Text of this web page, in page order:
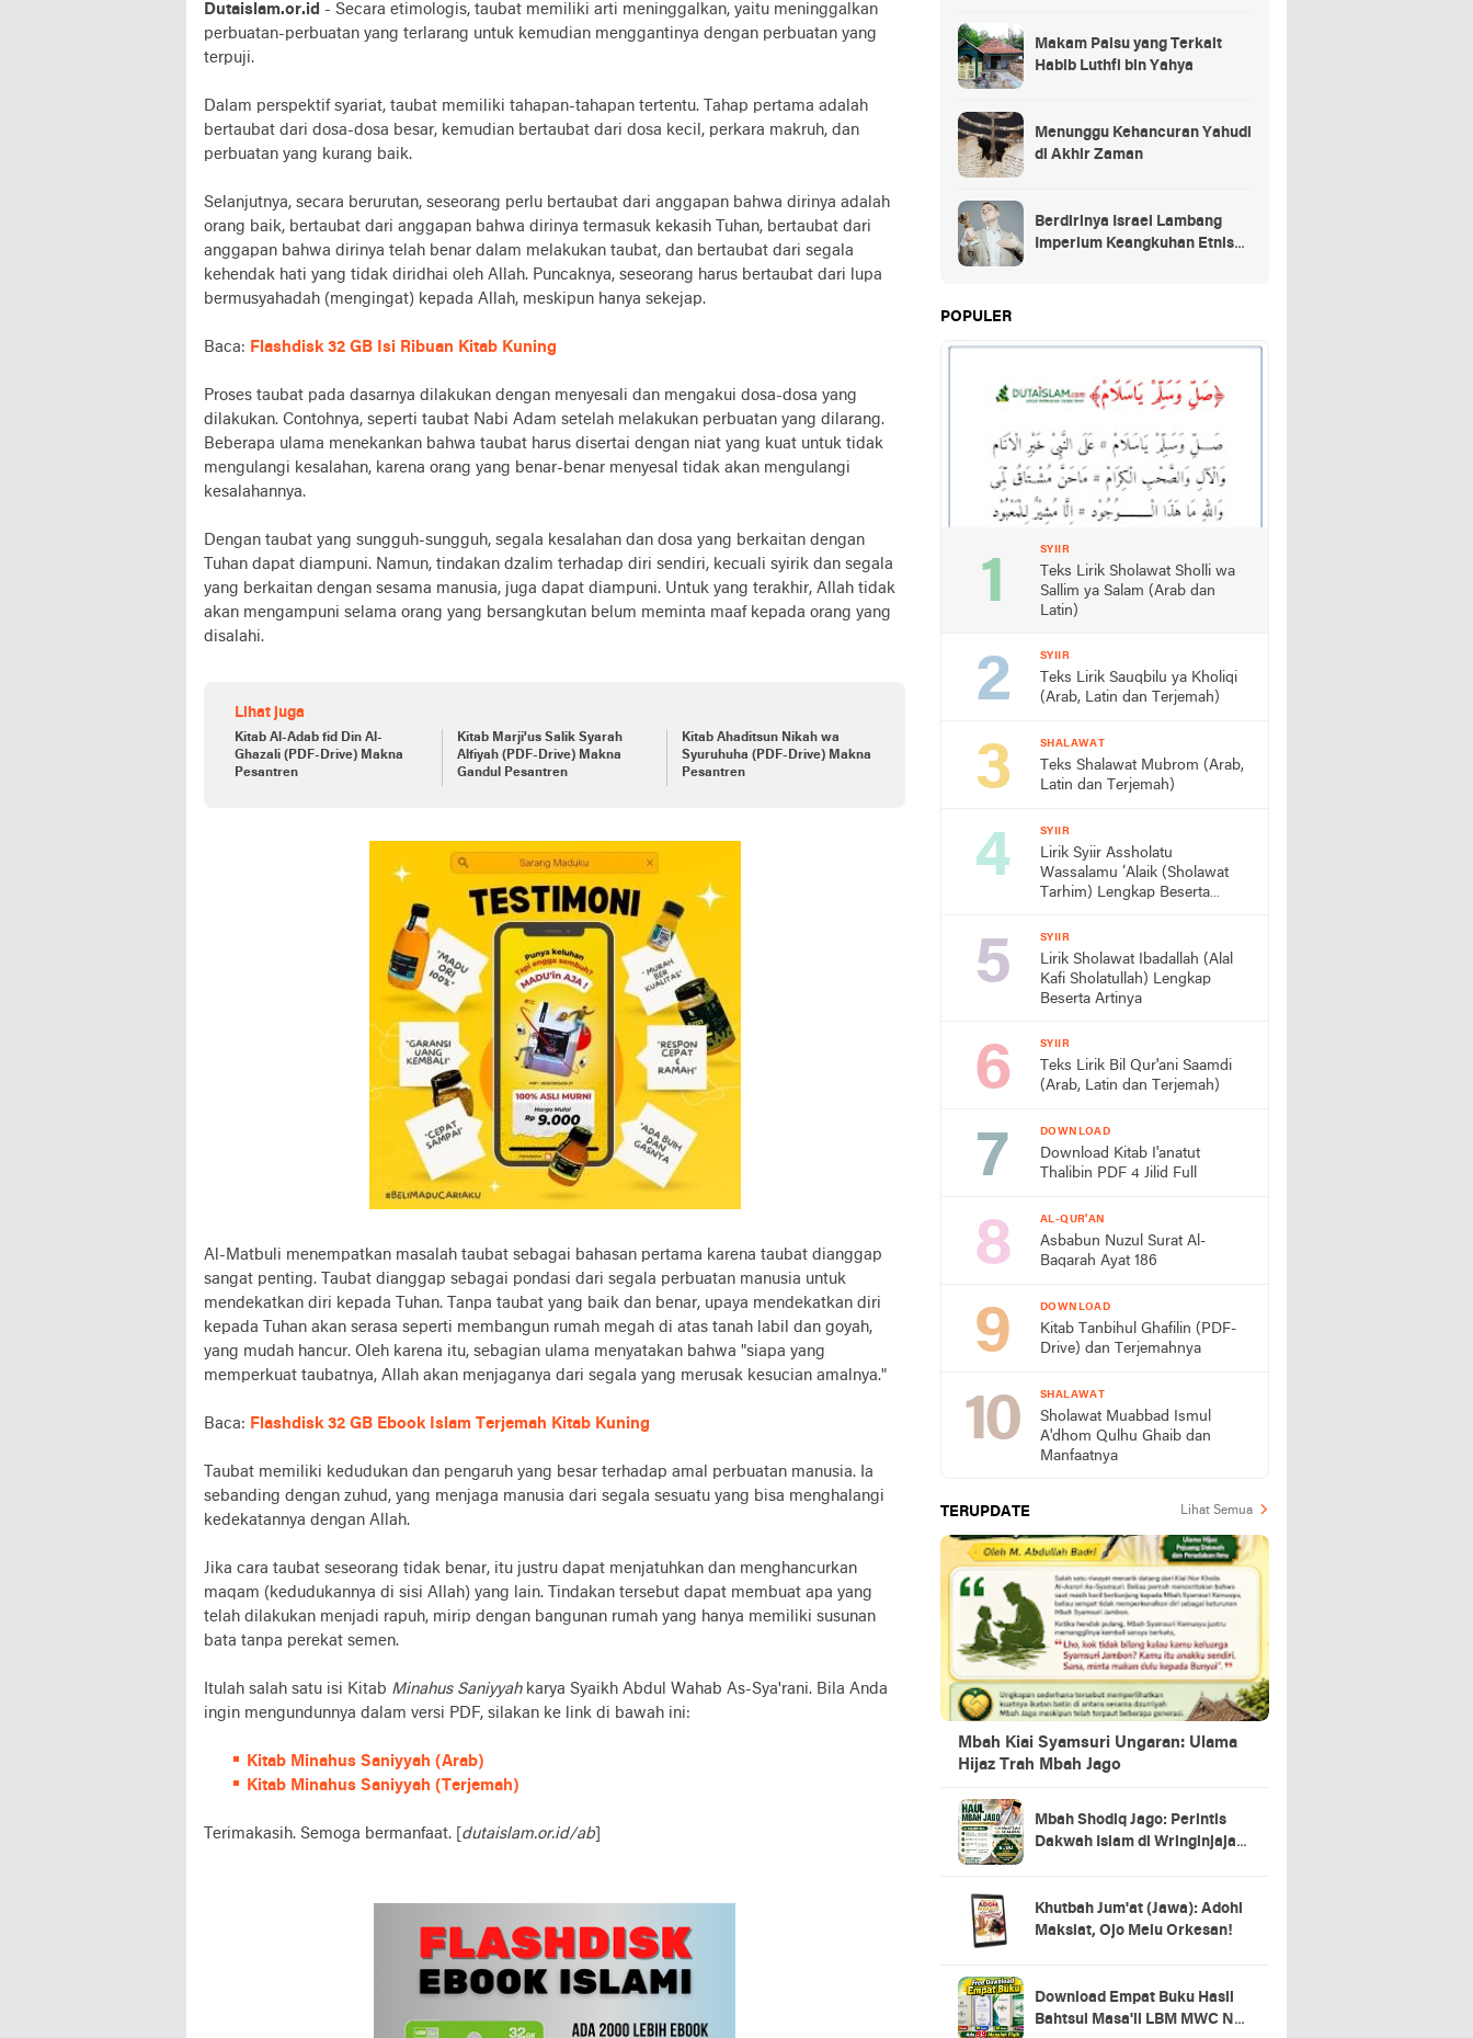
Dutaislam.or.id - Secara etimologis, taubat memiliki arti meninggalkan, yaitu meninggalkan
perbuatan-perbuatan yang terlarang untuk kemudian menggantinya dengan perbuatan yang
terpuji.
Dalam perspektif syariat, taubat memiliki tahapan-tahapan tertentu. Tahap pertama adalah
bertaubat dari dosa-dosa besar, kemudian bertaubat dari dosa kecil, perkara makruh, dan
perbuatan yang kurang baik.
Selanjutnya, secara berurutan, seseorang perlu bertaubat dari anggapan bahwa dirinya adalah
orang baik, bertaubat dari anggapan bahwa dirinya termasuk kekasih Tuhan, bertaubat dari
anggapan bahwa dirinya telah benar dalam melakukan taubat, dan bertaubat dari segala
kehendak hati yang tidak diridhai oleh Allah. Puncaknya, seseorang harus bertaubat dari lupa
bermusyahadah (mengingat) kepada Allah, meskipun hanya sekejap.
Baca: Flashdisk 32 GB Isi Ribuan Kitab Kuning
Proses taubat pada dasarnya dilakukan dengan menyesali dan mengakui dosa-dosa yang
dilakukan. Contohnya, seperti taubat Nabi Adam setelah melakukan perbuatan yang dilarang.
Beberapa ulama menekankan bahwa taubat harus disertai dengan niat yang kuat untuk tidak
mengulangi kesalahan, karena orang yang benar-benar menyesal tidak akan mengulangi
kesalahannya.
Dengan taubat yang sungguh-sungguh, segala kesalahan dan dosa yang berkaitan dengan
Tuhan dapat diampuni. Namun, tindakan dzalim terhadap diri sendiri, kecuali syirik dan segala
yang berkaitan dengan sesama manusia, juga dapat diampuni. Untuk yang terakhir, Allah tidak
akan mengampuni selama orang yang bersangkutan belum meminta maaf kepada orang yang
disalahi.
Lihat juga
Kitab Al-Adab fid Din Al-
Ghazali (PDF-Drive) Makna
Pesantren
Kitab Marji'us Salik Syarah
Alfiyah (PDF-Drive) Makna
Gandul Pesantren
Kitab Ahaditsun Nikah wa
Syuruhuha (PDF-Drive) Makna
Pesantren
Al-Matbuli menempatkan masalah taubat sebagai bahasan pertama karena taubat dianggap
sangat penting. Taubat dianggap sebagai pondasi dari segala perbuatan manusia untuk
mendekatkan diri kepada Tuhan. Tanpa taubat yang baik dan benar, upaya mendekatkan diri
kepada Tuhan akan serasa seperti membangun rumah megah di atas tanah labil dan goyah,
yang mudah hancur. Oleh karena itu, sebagian ulama menyatakan bahwa "siapa yang
memperkuat taubatnya, Allah akan menjaganya dari segala yang merusak kesucian amalnya."
Baca: Flashdisk 32 GB Ebook Islam Terjemah Kitab Kuning
Taubat memiliki kedudukan dan pengaruh yang besar terhadap amal perbuatan manusia. Ia
sebanding dengan zuhud, yang menjaga manusia dari segala sesuatu yang bisa menghalangi
kedekatannya dengan Allah.
Jika cara taubat seseorang tidak benar, itu justru dapat menjatuhkan dan menghancurkan
maqam (kedudukannya di sisi Allah) yang lain. Tindakan tersebut dapat membuat apa yang
telah dilakukan menjadi rapuh, mirip dengan bangunan rumah yang hanya memiliki susunan
bata tanpa perekat semen.
Itulah salah satu isi Kitab Minahus Saniyyahkarya Syaikh Abdul Wahab As-Sya'rani. Bila Anda
ingin mengundunnya dalam versi PDF, silakan ke link di bawah ini:
Kitab Minahus Saniyyah (Arab)
Kitab Minahus Saniyyah (Terjemah)
Terimakasih. Semoga bermanfaat. [ dutaislam.or.id/ab]
Makam Palsu yang Terkait
Habib Luthfi bin Yahya
Menunggu Kehancuran Yahudi
di Akhir Zaman
Berdirinya Israel Lambang
Imperium Keangkuhan Etnis
POPULER
SYIIR
Teks Lirik Sholawat Sholli wa
Sallim ya Salam (Arab dan
Latin)
SYIIR
Teks Lirik Sauqbilu ya Kholiqi
(Arab, Latin dan Terjemah)
SHALAWAT
Teks Shalawat Mubrom (Arab,
Latin dan Terjemah)
SYIIR
Lirik Syiir Assholatu
Wassalamu ‘Alaik (Sholawat
Tarhim) Lengkap Beserta
SYIIR
Lirik Sholawat Ibadallah (Alal
Kafi Sholatullah) Lengkap
Beserta Artinya
SYIIR
Teks Lirik Bil Qur'ani Saamdi
(Arab, Latin dan Terjemah)
DOWNLOAD
Download Kitab I'anatut
Thalibin PDF 4 Jilid Full
AL-QUR'AN
Asbabun Nuzul Surat Al-
Baqarah Ayat 186
DOWNLOAD
Kitab Tanbihul Ghafilin (PDF-
Drive) dan Terjemahnya
SHALAWAT
Sholawat Muabbad Ismul
A'dhom Qulhu Ghaib dan
Manfaatnya
TERUPDATE Lihat Semua
Mbah Kiai Syamsuri Ungaran: Ulama
Hijaz Trah Mbah Jago
Mbah Shodiq Jago: Perintis
Dakwah Islam di Wringinjajar,
Khutbah Jum'at (Jawa): Adohi
Maksiat, Ojo Melu Orkesan!
Download Empat Buku Hasil
Bahtsul Masa'il LBM MWC NU